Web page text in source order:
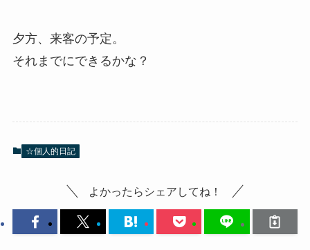
夕方、来客の予定。
それまでにできるかな？
☆個人的日記
よかったらシェアしてね！